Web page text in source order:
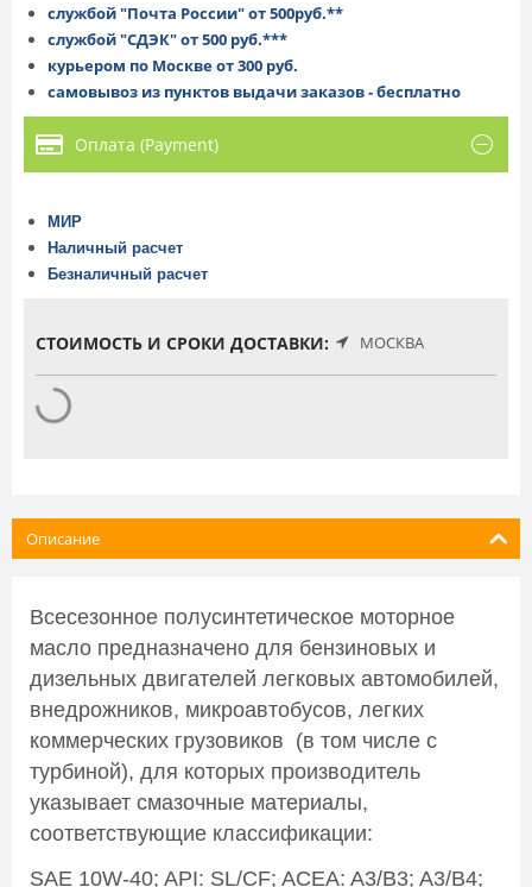
службой "Почта России" от 500руб.**
службой "СДЭК" от 500 руб.***
курьером по Москве от 300 руб.
самовывоз из пунктов выдачи заказов - бесплатно
Оплата (Payment)
МИР
Наличный расчет
Безналичный расчет
СТОИМОСТЬ И СРОКИ ДОСТАВКИ: МОСКВА
Описание
Всесезонное полусинтетическое моторное
масло предназначено для бензиновых и
дизельных двигателей легковых автомобилей,
внедрожников, микроавтобусов, легких
коммерческих грузовиков (в том числе с
турбиной), для которых производитель
указывает смазочные материалы,
соответствующие классификации:
SAE 10W-40; API: SL/CF; ACEA: A3/B3; A3/B4;